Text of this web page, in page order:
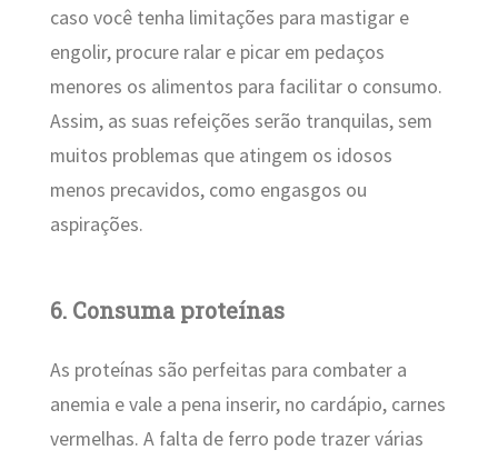
caso você tenha limitações para mastigar e
engolir, procure ralar e picar em pedaços
menores os alimentos para facilitar o consumo.
Assim, as suas refeições serão tranquilas, sem
muitos problemas que atingem os idosos
menos precavidos, como engasgos ou
aspirações.
6. Consuma proteínas
As proteínas são perfeitas para combater a
anemia e vale a pena inserir, no cardápio, carnes
vermelhas. A falta de ferro pode trazer várias